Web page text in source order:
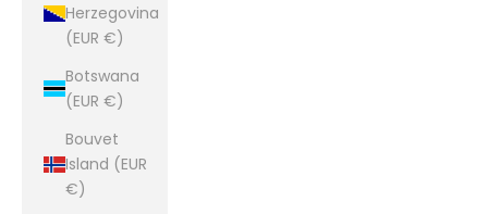
Herzegovina
(EUR €)
Botswana
(EUR €)
Bouvet
Island (EUR
€)